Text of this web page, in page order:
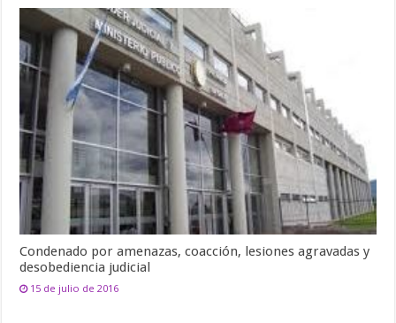
Condenado por amenazas, coacción, lesiones agravadas y
desobediencia judicial
15 de julio de 2016